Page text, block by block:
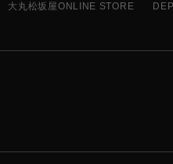
大丸松坂屋ONLINE STORE